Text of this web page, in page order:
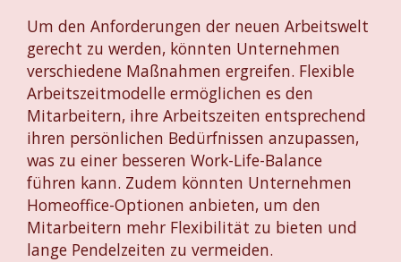
Um den Anforderungen der neuen Arbeitswelt
gerecht zu werden, könnten Unternehmen
verschiedene Maßnahmen ergreifen. Flexible
Arbeitszeitmodelle ermöglichen es den
Mitarbeitern, ihre Arbeitszeiten entsprechend
ihren persönlichen Bedürfnissen anzupassen,
was zu einer besseren Work-Life-Balance
führen kann. Zudem könnten Unternehmen
Homeoffice-Optionen anbieten, um den
Mitarbeitern mehr Flexibilität zu bieten und
lange Pendelzeiten zu vermeiden.